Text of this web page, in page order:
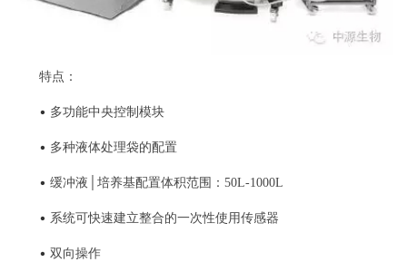
特点：
• 多功能中央控制模块
• 多种液体处理袋的配置
• 缓冲液│培养基配置体积范围：50L-1000L
• 系统可快速建立整合的一次性使用传感器
• 双向操作